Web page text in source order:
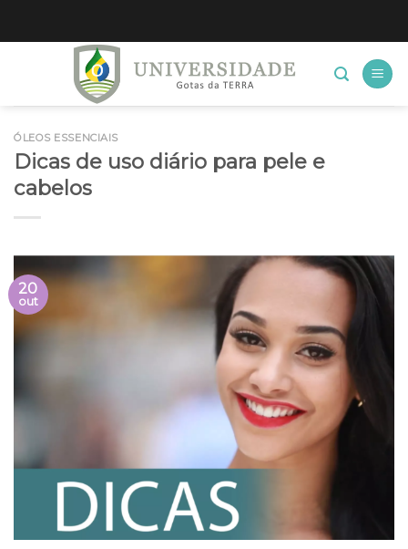
ÓLEOS ESSENCIAIS
Dicas de uso diário para pele e
cabelos
20
out